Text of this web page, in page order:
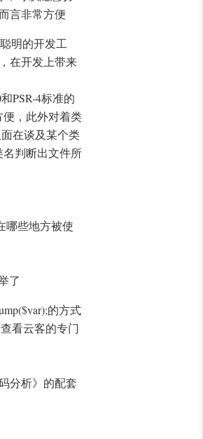
言非常方便
明的开发工
在开发上带来
PSR-4标准的
便，此外对着类
在谈及某个类
判断出文件所
哪些地方被使
了
的方式
看云客的专门
分析》的配套